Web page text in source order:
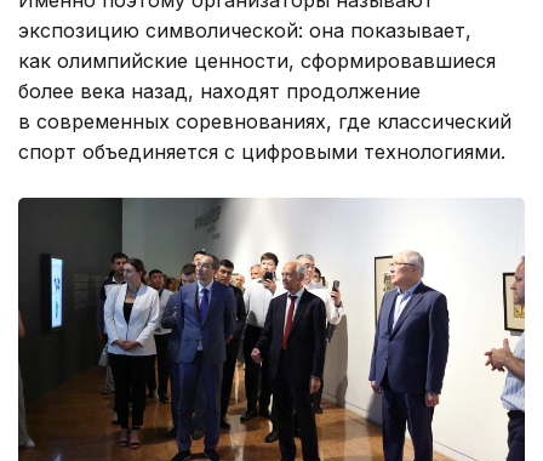
экспозицию символической: она показывает,
как олимпийские ценности, сформировавшиеся
более века назад, находят продолжение
в современных соревнованиях, где классический
спорт объединяется с цифровыми технологиями.